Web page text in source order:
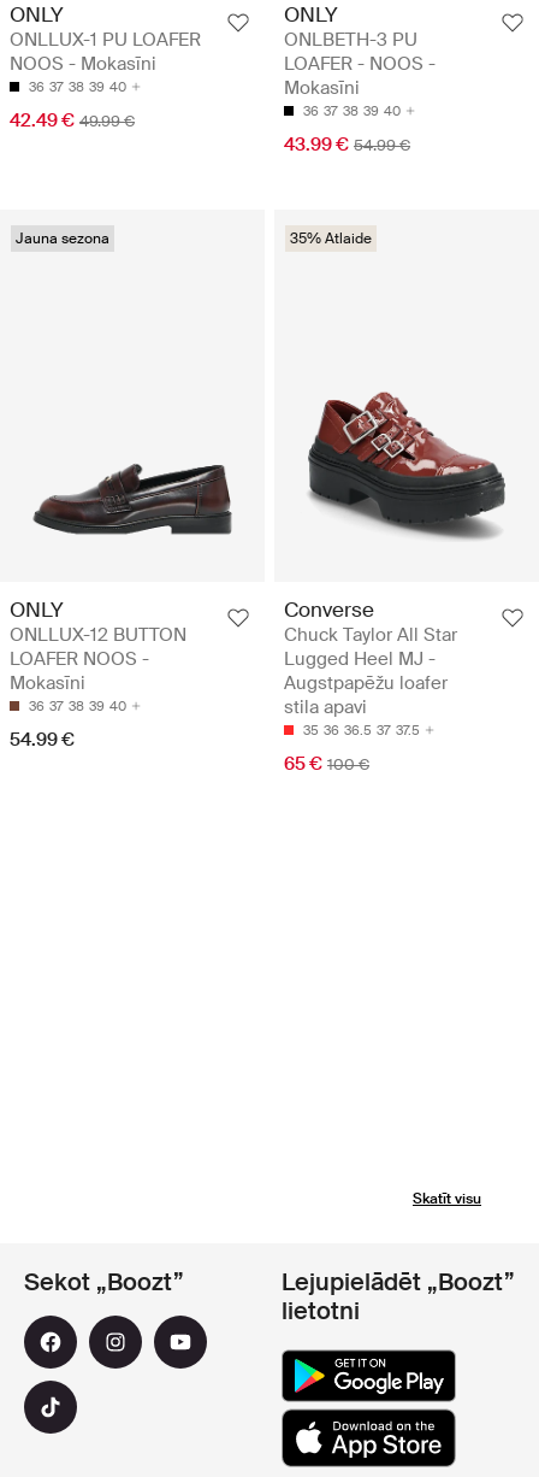
ONLY
ONLLUX-1 PU LOAFER
NOOS - Mokasīni
36 37 38 39 40
42.49 € 49.99 €
ONLY
ONLBETH-3 PU
LOAFER - NOOS -
Mokasīni
36 37 38 39 40
43.99 € 54.99 €
Jauna sezona
ONLY
ONLLUX-12 BUTTON
LOAFER NOOS -
Mokasīni
36 37 38 39 40
54.99 €
35% Atlaide
Converse
Chuck Taylor All Star
Lugged Heel MJ -
Augstpapēžu loafer
stila apavi
35 36 36.5 37 37.5
65 € 100 €
Skatīt visu
Sekot „Boozt”
Lejupielādēt „Boozt”
lietotni